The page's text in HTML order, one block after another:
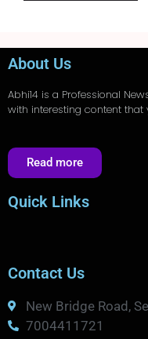
About Us
Abhi14 is a Professional
with interesting content
Read more
Quick Links
Contact Us
New Bridge Road,
7004411721